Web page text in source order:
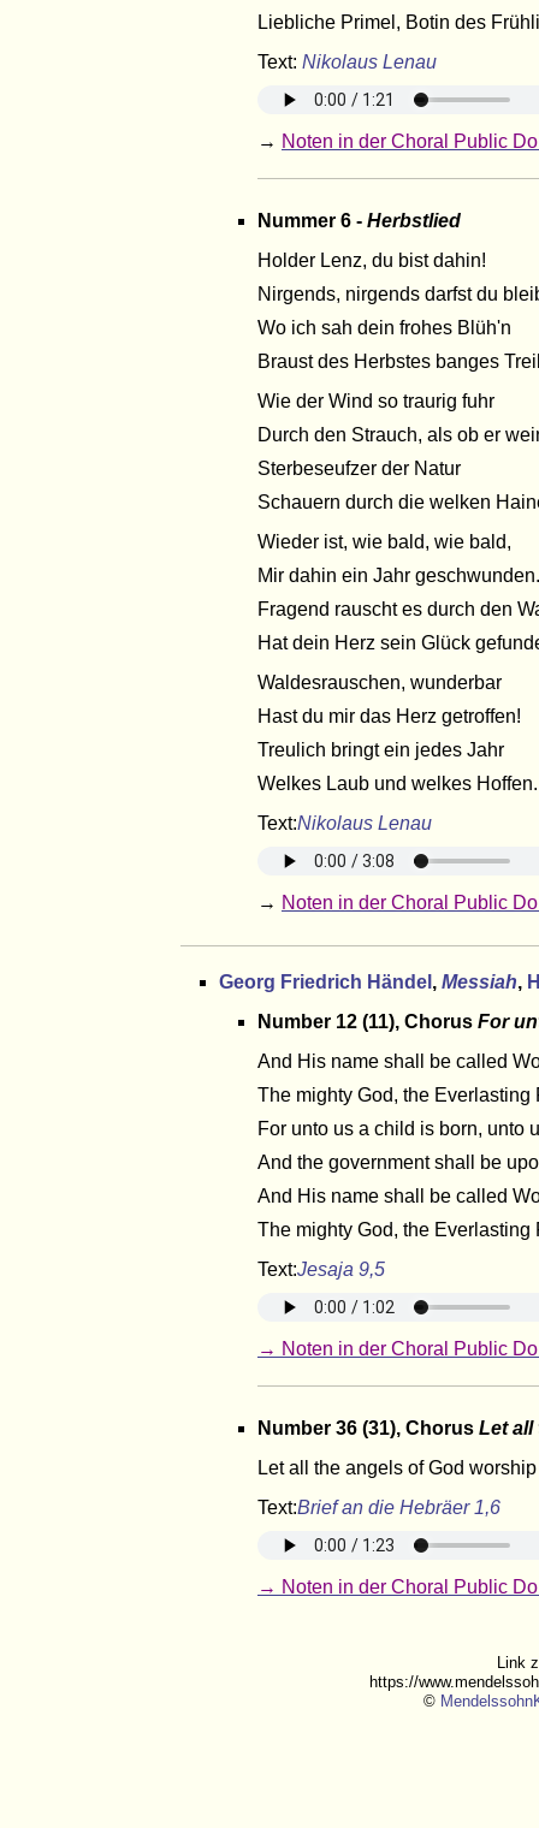
Liebliche Primel, Botin des
Text: Nikolaus Lenau
→ Noten in der Choral Public
Nummer 6 - Herbstlied
Holder Lenz, du bist dahin!
Nirgends, nirgends darfst du
Wo ich sah dein frohes Blüh'n
Braust des Herbstes banges
Wie der Wind so traurig fuhr
Durch den Strauch, als ob er
Sterbeseufzer der Natur
Schauern durch die welken
Wieder ist, wie bald, wie bald,
Mir dahin ein Jahr geschwunden.
Fragend rauscht es durch den
Hat dein Herz sein Glück
Waldesrauschen, wunderbar
Hast du mir das Herz getroffen!
Treulich bringt ein jedes Jahr
Welkes Laub und welkes Hoffen.
Text:Nikolaus Lenau
→ Noten in der Choral Public
Georg Friedrich Händel , Messiah,
Number 12 (11), Chorus For
And His name shall be called
The mighty God, the Everlasting
For unto us a child is born, unto
And the government shall be
And His name shall be called
The mighty God, the Everlasting
Text:Jesaja 9,5
→ Noten in der Choral Public
Number 36 (31), Chorus Let all
Let all the angels of God
Text:Brief an die Hebräer 1,6
→ Noten in der Choral Public
Link
https://
©